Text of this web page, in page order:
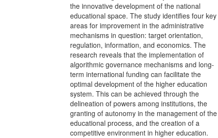
the innovative development of the national
educational space. The study identifies four key
areas for improvement in the administrative
mechanisms in question: target orientation,
regulation, information, and economics. The
research reveals that the implementation of
algorithmic governance mechanisms and long-
term international funding can facilitate the
optimal development of the higher education
system. This can be achieved through the
delineation of powers among institutions, the
granting of autonomy in the management of the
educational process, and the creation of a
competitive environment in higher education.